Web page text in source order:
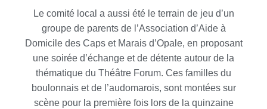
Le comité local a aussi été le terrain de jeu d’un
groupe de parents de l’Association d’Aide à
Domicile des Caps et Marais d’Opale, en proposant
une soirée d’échange et de détente autour de la
thématique du Théâtre Forum. Ces familles du
boulonnais et de l’audomarois, sont montées sur
scène pour la première fois lors de la quinzaine